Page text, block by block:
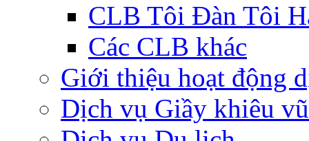
CLB Tôi Đàn Tôi
Các CLB khác
Giới thiệu hoạt động
Dịch vụ Giầy khiêu vũ